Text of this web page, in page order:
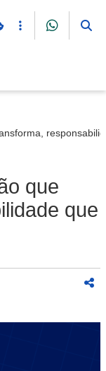
que
que